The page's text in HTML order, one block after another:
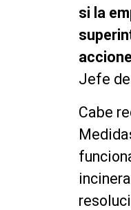
si la
Jefe
Cabe